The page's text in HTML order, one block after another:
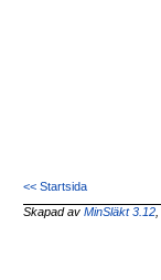
<< Startsida
Skapad avMinSläkt 3.12